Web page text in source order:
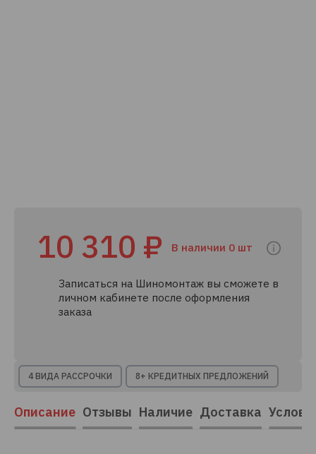
10 310 ₽ В наличии 0 шт
Записаться на Шиномонтаж вы сможете в
личном кабинете после оформления
заказа
4 ВИДА РАССРОЧКИ 8+ КРЕДИТНЫХ ПРЕДЛОЖЕНИЙ
Описание Отзывы Наличие Доставка